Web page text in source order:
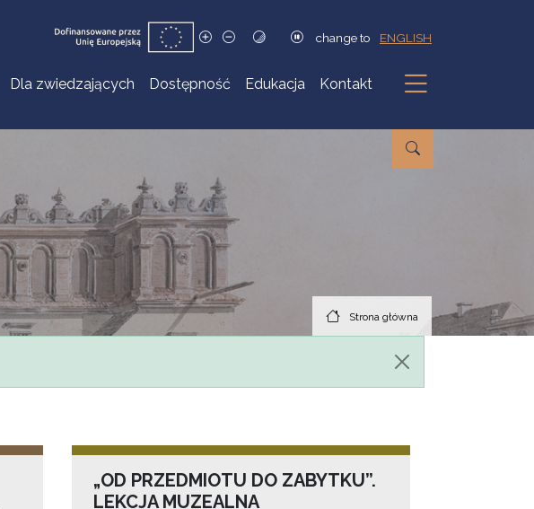
change to ENGLISH
Dla zwiedzających Dostępność Edukacja Kontakt
Podmenu
Strona główna
„OD PRZEDMIOTU DO ZABYTKU”.
LEKCJA MUZEALNA